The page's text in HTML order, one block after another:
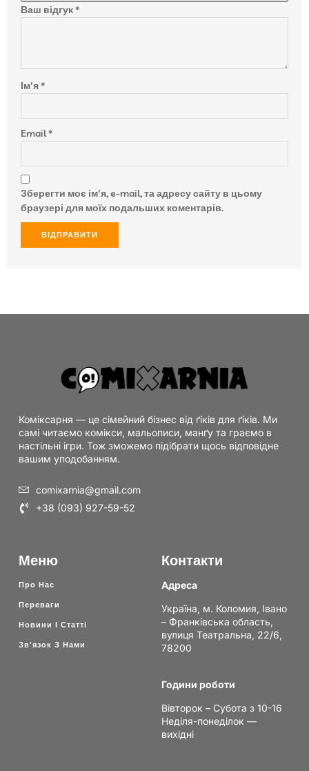
Ваш відгук*
Ім'я*
Email*
Зберегти моє ім'я, e-mail, та адресу сайту в цьому
браузері для моїх подальших коментарів.
Коміксарня — це сімейний бізнес від ґіків для ґіків. Ми
самі читаємо комікси, мальописи, манґу та граємо в
настільні ігри. Тож зможемо підібрати щось відповідне
вашим уподобанням.
comixarnia@gmail.com
+38 (093) 927-59-52
Меню
Про Нас
Переваги
Новини І Статті
Зв'язок З Нами
Контакти
Адреса
Україна, м. Коломия, Івано
– Франківська область,
вулиця Театральна, 22/6,
78200
Години роботи
Вівторок – Субота з 10-16
Неділя-понеділок —
вихідні